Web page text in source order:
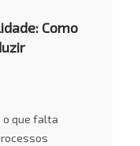
Como
o que falta